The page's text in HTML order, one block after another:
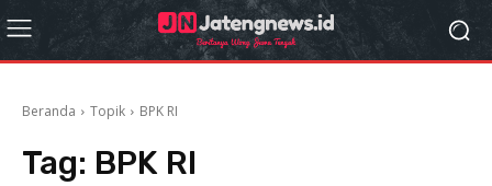
Beranda Topik BPK RI
Tag: BPK RI